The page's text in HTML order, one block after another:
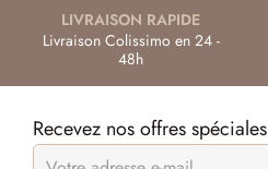
LIVRAISON RAPIDE
Livraison Colissimo en 24 -
48h
Recevez nos offres spéciales